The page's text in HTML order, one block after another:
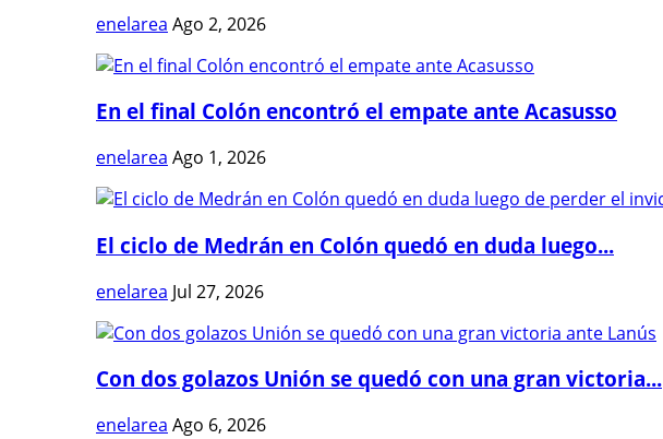
enelarea Ago 2, 2026
En el final Colón encontró el empate ante Acasusso
enelarea Ago 1, 2026
El ciclo de Medrán en Colón quedó en duda luego...
enelarea Jul 27, 2026
Con dos golazos Unión se quedó con una gran victoria...
enelarea Ago 6, 2026